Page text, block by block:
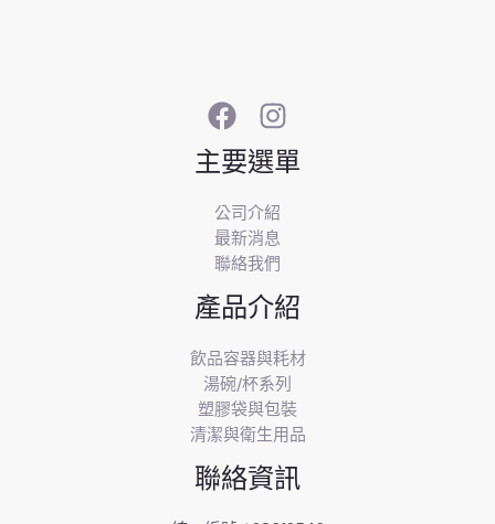
主要選單
公司介紹
最新消息
聯絡我們
產品介紹
飲品容器與耗材
湯碗/杯系列
塑膠袋與包裝
清潔與衛生用品
聯絡資訊